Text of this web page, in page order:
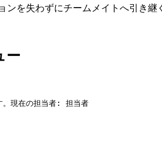
ンを失わずにチームメイトへ引き継
ー
。現在の担当者: 担当者